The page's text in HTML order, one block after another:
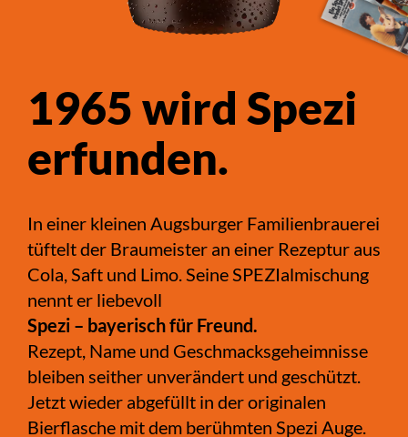
1965 wird Spezi
erfunden.
In einer kleinen Augsburger Familienbrauerei
tüftelt der Braumeister an einer Rezeptur aus
Cola, Saft und Limo. Seine SPEZIalmischung
nennt er liebevoll
Spezi – bayerisch für Freund.
Rezept, Name und Geschmacksgeheimnisse
bleiben seither unverändert und geschützt.
Jetzt wieder abgefüllt in der originalen
Bierflasche mit dem berühmten Spezi Auge.